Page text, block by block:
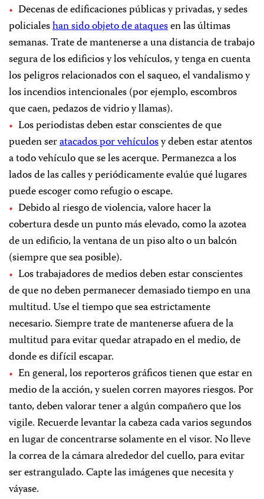
Decenas de edificaciones públicas y privadas, y sedes
policialeshan sido objeto de ataquesen las últimas
semanas. Trate de mantenerse a una distancia de trabajo
segura de los edificios y los vehículos, y tenga en cuenta
los peligros relacionados con el saqueo, el vandalismo y
los incendios intencionales (por ejemplo, escombros
que caen, pedazos de vidrio y llamas).
Los periodistas deben estar conscientes de que
pueden seratacados por vehículosy deben estar atentos
a todo vehículo que se les acerque. Permanezca a los
lados de las calles y periódicamente evalúe qué lugares
puede escoger como refugio o escape.
Debido al riesgo de violencia, valore hacer la
cobertura desde un punto más elevado, como la azotea
de un edificio, la ventana de un piso alto o un balcón
(siempre que sea posible).
Los trabajadores de medios deben estar conscientes
de que no deben permanecer demasiado tiempo en una
multitud. Use el tiempo que sea estrictamente
necesario. Siempre trate de mantenerse afuera de la
multitud para evitar quedar atrapado en el medio, de
donde es difícil escapar.
En general, los reporteros gráficos tienen que estar en
medio de la acción, y suelen corren mayores riesgos. Por
tanto, deben valorar tener a algún compañero que los
vigile. Recuerde levantar la cabeza cada varios segundos
en lugar de concentrarse solamente en el visor. No lleve
la correa de la cámara alrededor del cuello, para evitar
ser estrangulado. Capte las imágenes que necesita y
váyase.